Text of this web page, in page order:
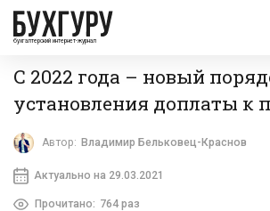
бухгалтерский интернет-журнал
С 2022 года – новый
установления доплаты к
Автор: Владимир Бельковец-Краснов
Актуально на 29.03.2021
Прочитано: 764 раз